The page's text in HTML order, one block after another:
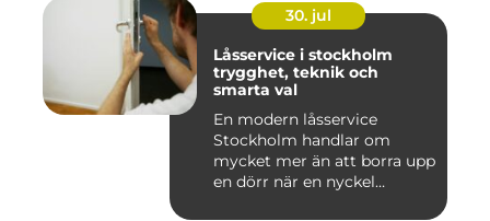
30. jul
Låsservice i stockholm
trygghet, teknik och
smarta val
En modern låsservice
Stockholm handlar om
mycket mer än att borra upp
en dörr när en nyckel